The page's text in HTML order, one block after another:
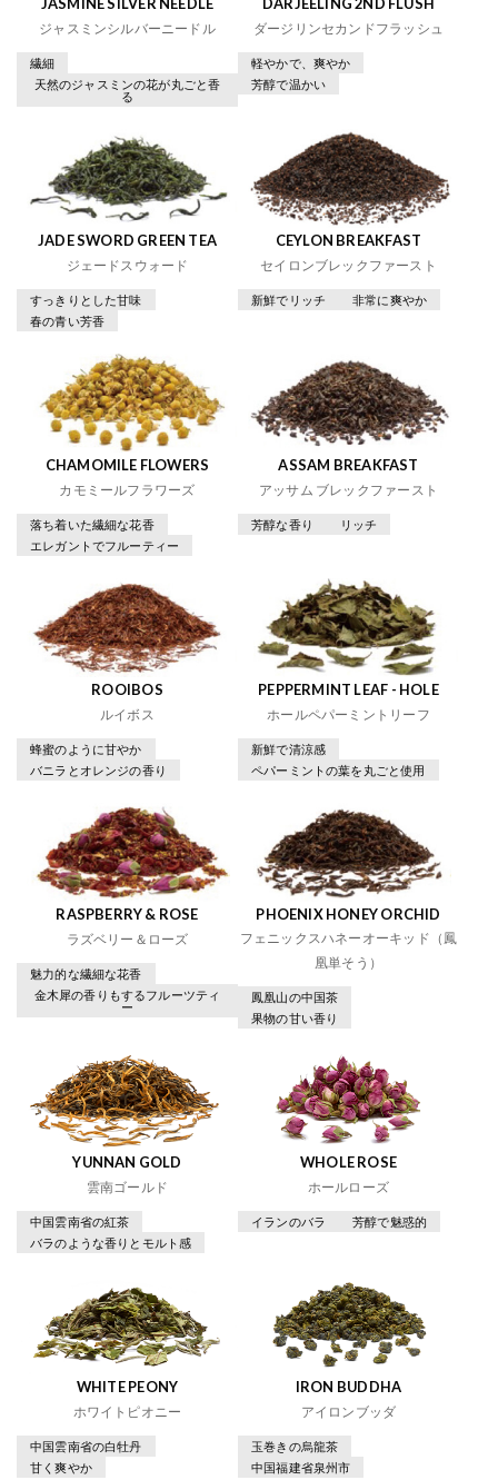
JASMINE SILVER NEEDLE
ジャスミンシルバーニードル
繊細
天然のジャスミンの花が丸ごと香
る
DARJEELING 2ND FLUSH
ダージリンセカンドフラッシュ
軽やかで、爽やか
芳醇で温かい
JADE SWORD GREEN TEA
ジェードスウォード
すっきりとした甘味
春の青い芳香
CEYLON BREAKFAST
セイロンブレックファースト
新鮮でリッチ 非常に爽やか
CHAMOMILE FLOWERS
カモミールフラワーズ
落ち着いた繊細な花香
エレガントでフルーティー
ASSAM BREAKFAST
アッサム ブレックファースト
芳醇な香り リッチ
ROOIBOS
ルイボス
蜂蜜のように甘やか
バニラとオレンジの香り
PEPPERMINT LEAF - HOLE
ホールペパーミントリーフ
新鮮で清涼感
ペパーミントの葉を丸ごと使用
RASPBERRY & ROSE
ラズベリー＆ローズ
魅力的な繊細な花香
金木犀の香りもするフルーツティ
ー
PHOENIX HONEY ORCHID
フェニックスハネーオーキッド（鳳
凰単そう）
鳳凰山の中国茶
果物の甘い香り
YUNNAN GOLD
雲南ゴールド
中国雲南省の紅茶
バラのような香りとモルト感
WHOLE ROSE
ホールローズ
イランのバラ 芳醇で魅惑的
WHITE PEONY
ホワイトピオニー
中国雲南省の白牡丹
甘く爽やか
IRON BUDDHA
アイロンブッダ
玉巻きの烏龍茶
中国福建省泉州市